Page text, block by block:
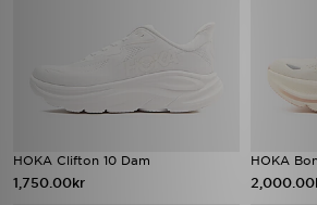
HOKA Clifton 10 Dam
1,750.00kr
HOKA